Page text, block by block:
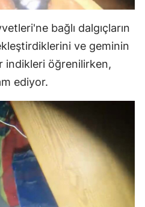
bağlı dalgıçların
ve geminin
indikleri öğrenilirken,
ediyor.